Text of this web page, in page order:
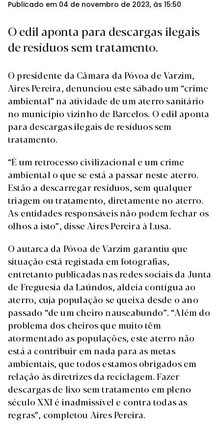
Publicado em 04 de novembro de 2023, às 15:50
O edil aponta para descargas ilegais
de resíduos sem tratamento.
O presidente da Câmara da Póvoa de Varzim,
Aires Pereira, denunciou este sábado um “crime
ambiental” na atividade de um aterro sanitário
no município vizinho de Barcelos. O edil aponta
para descargas ilegais de resíduos sem
tratamento.
“É um retrocesso civilizacional e um crime
ambiental o que se está a passar neste aterro.
Estão a descarregar resíduos, sem qualquer
triagem ou tratamento, diretamente no aterro.
As entidades responsáveis não podem fechar os
olhos a isto”, disse Aires Pereira à Lusa.
O autarca da Póvoa de Varzim garantiu que
situação está registada em fotografias,
entretanto publicadas nas redes sociais da Junta
de Freguesia da Laúndos, aldeia contígua ao
aterro, cuja população se queixa desde o ano
passado “de um cheiro nauseabundo”. “Além do
problema dos cheiros que muito têm
atormentado as populações, este aterro não
está a contribuir em nada para as metas
ambientais, que todos estamos obrigados em
relação às diretrizes da reciclagem. Fazer
descargas de lixo sem tratamento em pleno
século XXI é inadmissível e contra todas as
regras”, completou Aires Pereira.